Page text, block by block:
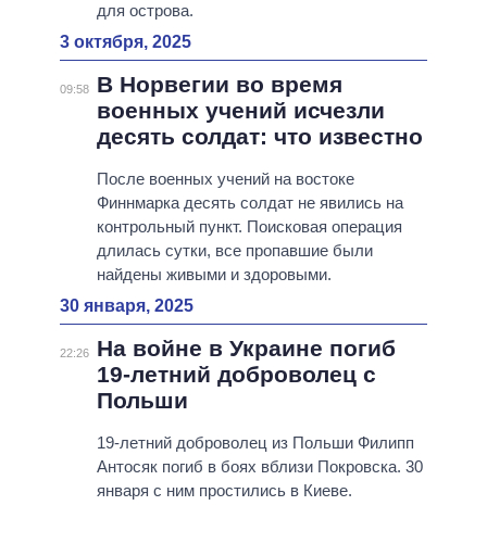
для острова.
3 октября, 2025
09:58
В Норвегии во время
военных учений исчезли
десять солдат: что известно
После военных учений на востоке
Финнмарка десять солдат не явились на
контрольный пункт. Поисковая операция
длилась сутки, все пропавшие были
найдены живыми и здоровыми.
30 января, 2025
22:26
На войне в Украине погиб
19-летний доброволец с
Польши
19-летний доброволец из Польши Филипп
Антосяк погиб в боях вблизи Покровска. 30
января с ним простились в Киеве.